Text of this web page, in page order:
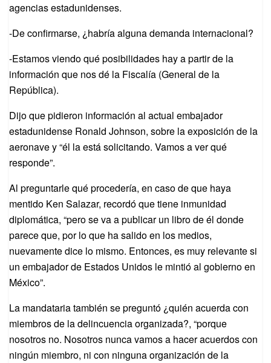
agencias estadunidenses.
-De confirmarse, ¿habría alguna demanda internacional?
-Estamos viendo qué posibilidades hay a partir de la
información que nos dé la Fiscalía (General de la
República).
Dijo que pidieron información al actual embajador
estadunidense Ronald Johnson, sobre la exposición de la
aeronave y “él la está solicitando. Vamos a ver qué
responde”.
Al preguntarle qué procedería, en caso de que haya
mentido Ken Salazar, recordó que tiene inmunidad
diplomática, “pero se va a publicar un libro de él donde
parece que, por lo que ha salido en los medios,
nuevamente dice lo mismo. Entonces, es muy relevante si
un embajador de Estados Unidos le mintió al gobierno en
México”.
La mandataria también se preguntó ¿quién acuerda con
miembros de la delincuencia organizada?, “porque
nosotros no. Nosotros nunca vamos a hacer acuerdos con
ningún miembro, ni con ninguna organización de la